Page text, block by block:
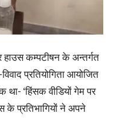
कम्पटीषन के अन्तर्गत
प्रतियोगिता आयोजित
था- ‘हिंसक वीडियों गेम पर
के प्रतिभागियों ने अपने